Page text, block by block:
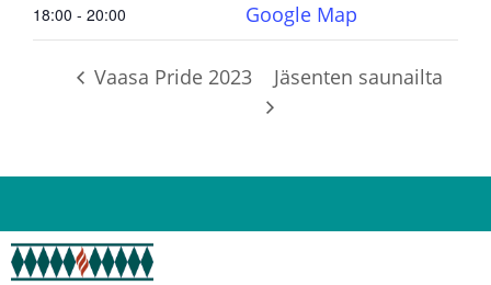
18:00 - 20:00
Google Map
Vaasa Pride 2023 Jäsenten saunailta